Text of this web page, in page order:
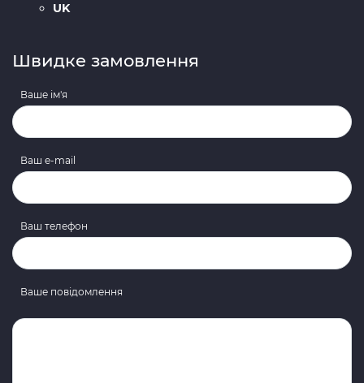
UK
Швидке замовлення
Ваше ім'я
Ваш e-mail
Ваш телефон
Ваше повідомлення